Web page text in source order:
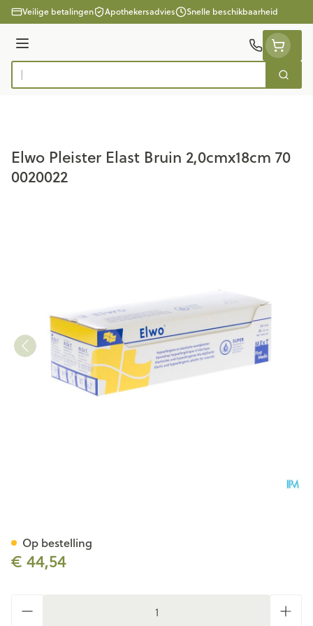
Ga naar de inhoud
Veilige betalingen Apothekersadvies Snelle beschikbaarheid
Menu
Product, merk, categorie...
Zoek
Elwo Pleister Elast Bruin 2,0cmx18cm 70
0020022
€ 44,54
Op bestelling